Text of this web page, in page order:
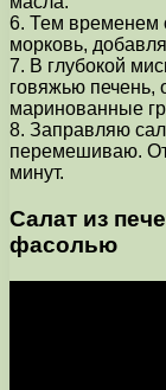
6. Тем временем
морковь,
7. В глубокой
говяжью печень,
маринованные
8. Заправляю
перемешиваю.
минут.
Салат из
фасолью